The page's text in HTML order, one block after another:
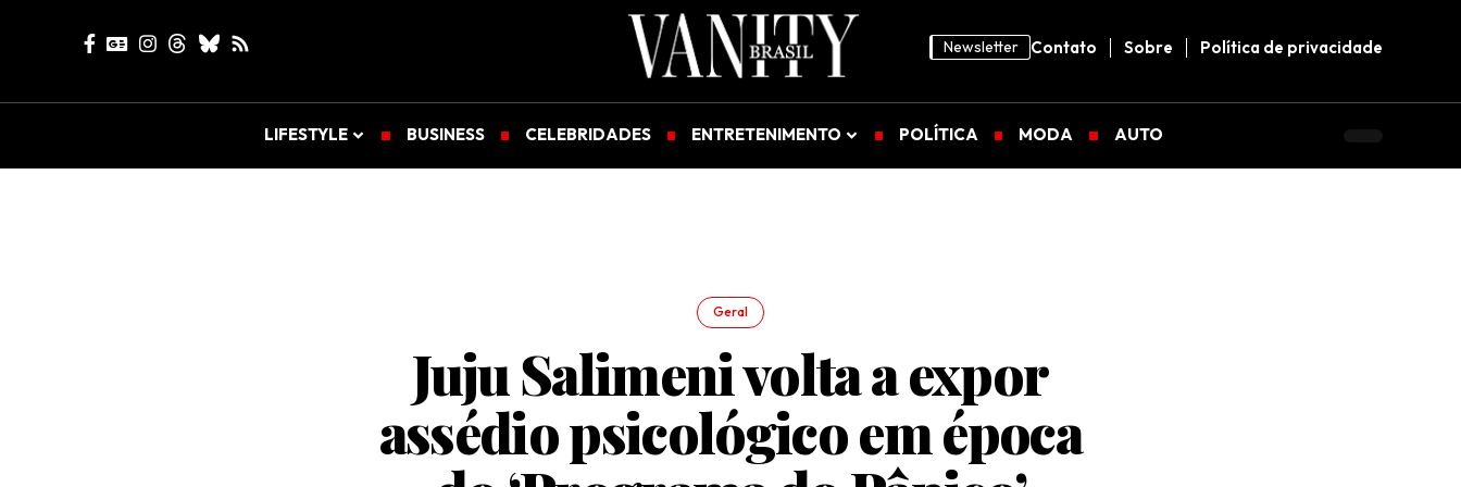
Newsletter Contato Sobre Política de privacidade
LIFESTYLE BUSINESS CELEBRIDADES ENTRETENIMENTO POLÍTICA MODA AUTO
Geral
Juju Salimeni volta a expor
assédio psicológico em época